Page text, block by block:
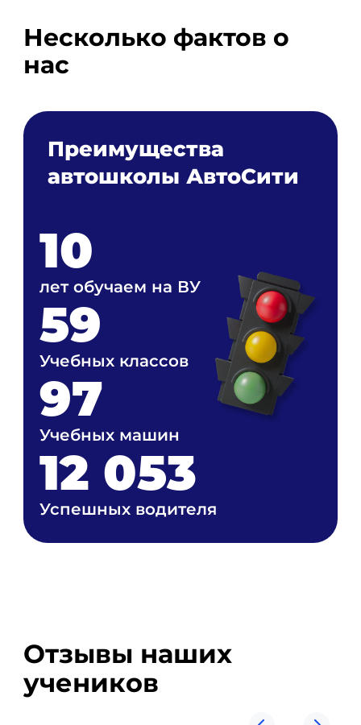
Несколько фактов о
нас
Преимущества
автошколы АвтоСити
10
лет обучаем на ВУ
59
Учебных классов
97
Учебных машин
12 053
Успешных водителя
Отзывы наших
учеников